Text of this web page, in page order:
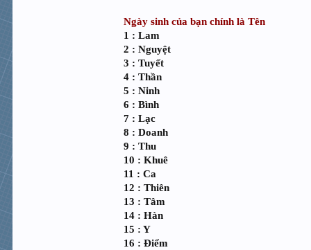
Ngày sinh của bạn chính là Tên
1 : Lam
2 : Nguyệt
3 : Tuyết
4 : Thần
5 : Ninh
6 : Bình
7 : Lạc
8 : Doanh
9 : Thu
10 : Khuê
11 : Ca
12 : Thiên
13 : Tâm
14 : Hàn
15 : Y
16 : Điểm